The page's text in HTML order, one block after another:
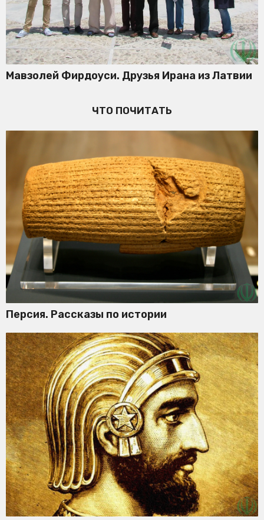
Мавзолей Фирдоуси. Друзья Ирана из Латвии
ЧТО ПОЧИТАТЬ
Персия. Рассказы по истории